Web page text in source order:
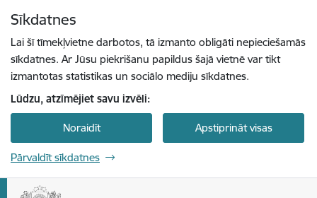
Sīkdatnes
Lai šī tīmekļvietne darbotos, tā izmanto obligāti nepieciešamās
sīkdatnes. Ar Jūsu piekrišanu papildus šajā vietnē var tikt
izmantotas statistikas un sociālo mediju sīkdatnes.
Lūdzu, atzīmējiet savu izvēli:
Noraidīt Apstiprināt visas
Pārvaldīt sīkdatnes